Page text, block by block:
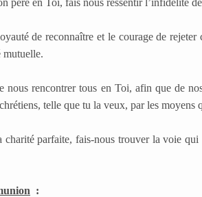
père en Toi, fais nous ressentir l’infidélité
de reconnaître et le courage de
mutuelle.
nous rencontrer tous en Toi, afin que de
telle que tu la veux, par les moyens
parfaite, fais-nous trouver la voie qui
: